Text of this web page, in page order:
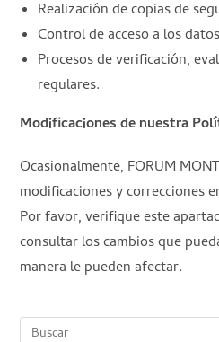
Realización de copias de
Control de acceso a los
Procesos de verificación,
regulares.
Modificaciones de nuestra
Ocasionalmente, FORUM
modificaciones y correcciones
Por favor, verifique este
consultar los cambios que
manera le pueden afectar.